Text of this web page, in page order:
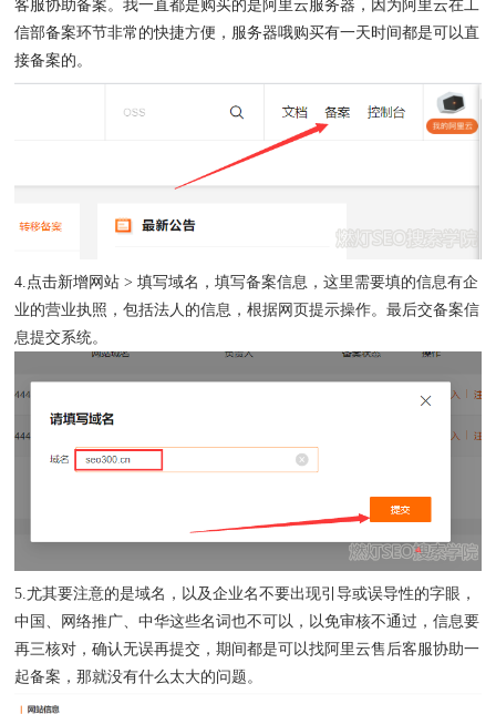
客服协助备案。我一直都是购买的是阿里云服务器，因为阿里云在工
信部备案环节非常的快捷方便，服务器哦购买有一天时间都是可以直
接备案的。
4.点击新增网站 > 填写域名， 填写备案信息，这里需要填的信息有企
业的营业执照，包括法人的信息，根据网页提示操作。最后交备案信
息提交系统。
5.尤其要注意的是域名，以及企业名不要出现引导或误导性的字眼，
中国、网络推广、中华这些名词也不可以，以免审核不通过，信息要
再三核对，确认无误再提交，期间都是可以找阿里云售后客服协助一
起备案，那就没有什么太大的问题。